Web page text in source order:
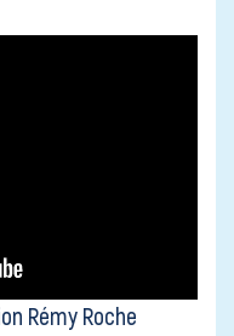
Rémy Roche